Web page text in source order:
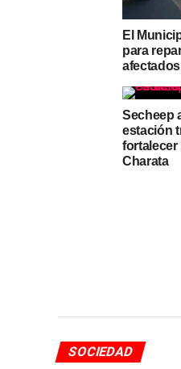
El
para
Secheep
estación
fortalecer
Charata
SOCIEDAD